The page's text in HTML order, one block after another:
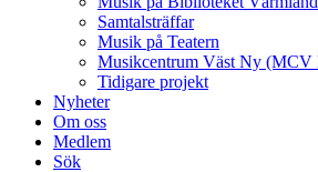
Samtalsträffar
Musik på Teatern
Musikcentrum Väst Ny
Tidigare projekt
Nyheter
Om oss
Medlem
Sök